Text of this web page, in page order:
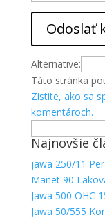
Alternative:
Táto stránka
Zistite, ako sa
komentároch.
Najnovšie
jawa 250/11
Manet 90
Jawa 500 OHC
Jawa 50/555